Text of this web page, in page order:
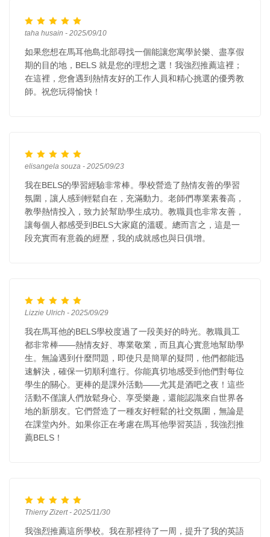
taha husain - 2025/09/10
如果您想在馬耳他島北部尋找一個能讓您寓學於樂、盡享假
期的目的地，BELS 就是您的理想之選！我強烈推薦這裡；
在這裡，您會遇到熱情友好的工作人員和精心挑選的優秀教
師。祝您玩得愉快！
elisangela souza - 2025/09/23
我在BELS的學習經驗非常棒。學校營造了熱情友善的學習
氛圍，讓人感到輕鬆自在，充滿動力。老師們專業素養高，
教學熱情投入，致力於幫助學生成功。教職員也非常友善，
讓每個人都感受到BELS大家庭的溫暖。總而言之，這是一
段充實而有意義的經歷，我的成就感也與日俱增。
Lizzie Ulrich - 2025/09/29
我在馬耳他的BELS學校度過了一段美好的時光。教職員工
都非常棒——熱情友好、專業敬業，而且真心實意地幫助學
生。無論遇到什麼問題，即使只是簡單的疑問，他們都能迅
速解決，確保一切順利進行。你能真切地感受到他們對每位
學生的關心。更棒的是課外活動——尤其是酒吧之夜！這些
活動不僅讓人們放鬆身心、享受樂趣，還能認識來自世界各
地的新朋友。它們營造了一種友好輕鬆的社交氛圍，無論是
在課堂內外。如果你正在考慮在馬耳他學習英語，我強烈推
薦BELS！
Thierry Zizert - 2025/11/30
我強烈推薦這所學校。我在那裡待了一周，提升了我的英語